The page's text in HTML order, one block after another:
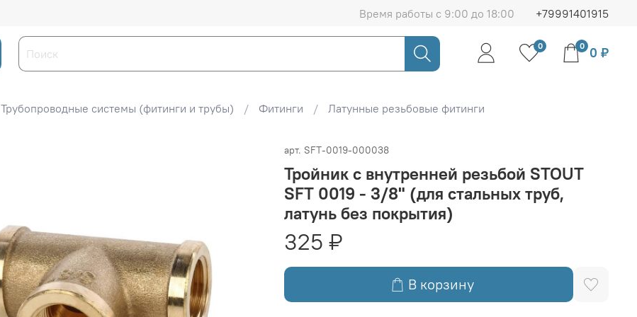
Время работы с 9:00 до 18:00 +79991401915
0 0 0 ₽
Трубопроводные системы (фитинги и трубы) Фитинги Латунные резьбовые фитинги
арт. SFT-0019-000038
Тройник с внутренней резьбой STOUT
SFT 0019 - 3/8" (для стальных труб,
латунь без покрытия)
325 ₽
В корзину